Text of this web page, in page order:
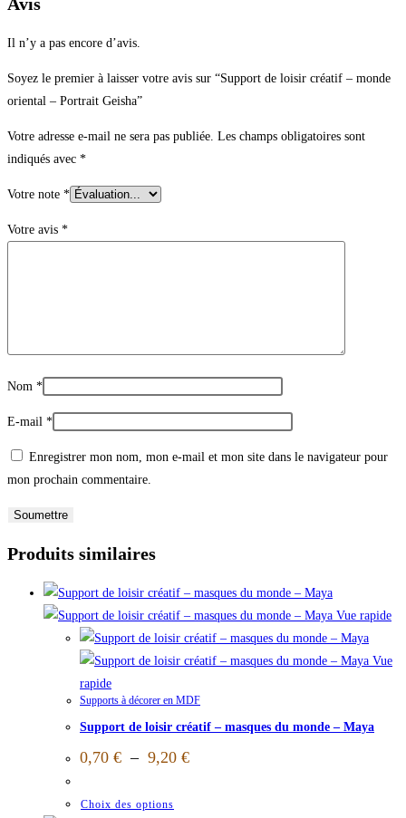
Il n’y a pas encore d’avis.
Soyez le premier à laisser votre avis sur “Support de loisir créatif – monde
oriental – Portrait Geisha”
Votre adresse e-mail ne sera pas publiée. Les champs obligatoires sont
indiqués avec *
Votre note *
Votre avis *
Nom *
E-mail *
Enregistrer mon nom, mon e-mail et mon site dans le navigateur pour
mon prochain commentaire.
Produits similaires
Vue rapide
Vue
rapide
Supports à décorer en MDF
Support de loisir créatif – masques du monde – Maya
0,70 € – 9,20 €
Choix des options